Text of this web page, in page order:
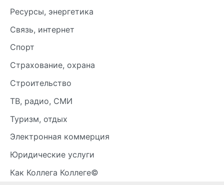
Ресурсы, энергетика
Связь, интернет
Спорт
Страхование, охрана
Строительство
ТВ, радио, СМИ
Туризм, отдых
Электронная коммерция
Юридические услуги
Как Коллега Коллеге©